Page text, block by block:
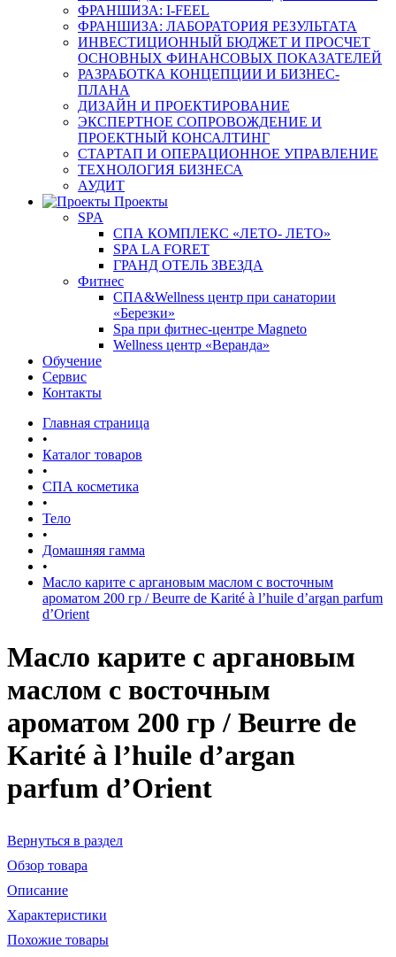
ФРАНШИЗА: I-FEEL
ФРАНШИЗА: ЛАБОРАТОРИЯ РЕЗУЛЬТАТА
ИНВЕСТИЦИОННЫЙ БЮДЖЕТ И ПРОСЧЕТ
ОСНОВНЫХ ФИНАНСОВЫХ ПОКАЗАТЕЛЕЙ
РАЗРАБОТКА КОНЦЕПЦИИ И БИЗНЕС-
ПЛАНА
ДИЗАЙН И ПРОЕКТИРОВАНИЕ
ЭКСПЕРТНОЕ СОПРОВОЖДЕНИЕ И
ПРОЕКТНЫЙ КОНСАЛТИНГ
СТАРТАП И ОПЕРАЦИОННОЕ УПРАВЛЕНИЕ
ТЕХНОЛОГИЯ БИЗНЕСА
АУДИТ
Проекты
SPA
СПА КОМПЛЕКС «ЛЕТО- ЛЕТО»
SPA LA FORET
ГРАНД ОТЕЛЬ ЗВЕЗДА
Фитнес
СПА&Wellness центр при санатории
«Березки»
Spa при фитнес-центре Magneto
Wellness центр «Веранда»
Обучение
Сервис
Контакты
Главная страница
•
Каталог товаров
•
СПА косметика
•
Тело
•
Домашняя гамма
•
Масло карите с аргановым маслом с восточным
ароматом 200 гр / Beurre de Karité à l’huile d’argan parfum
d’Orient
Масло карите с аргановым
маслом с восточным
ароматом 200 гр / Beurre de
Karité à l’huile d’argan
parfum d’Orient
Вернуться в раздел
Обзор товара
Описание
Характеристики
Похожие товары